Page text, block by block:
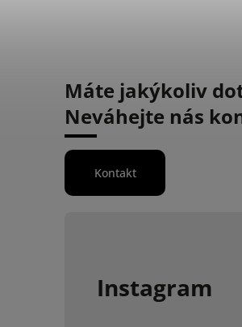
Máte jakýkoliv
Neváhejte nás
Kontakt
Instagram